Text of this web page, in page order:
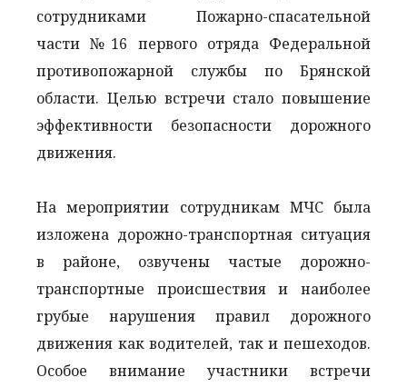
сотрудниками Пожарно-спасательной
части №16 первого отряда Федеральной
противопожарной службы по Брянской
области. Целью встречи стало повышение
эффективности безопасности дорожного
движения.
На мероприятии сотрудникам МЧС была
изложена дорожно-транспортная ситуация
в районе, озвучены частые дорожно-
транспортные происшествия и наиболее
грубые нарушения правил дорожного
движения как водителей, так и пешеходов.
Особое внимание участники встречи